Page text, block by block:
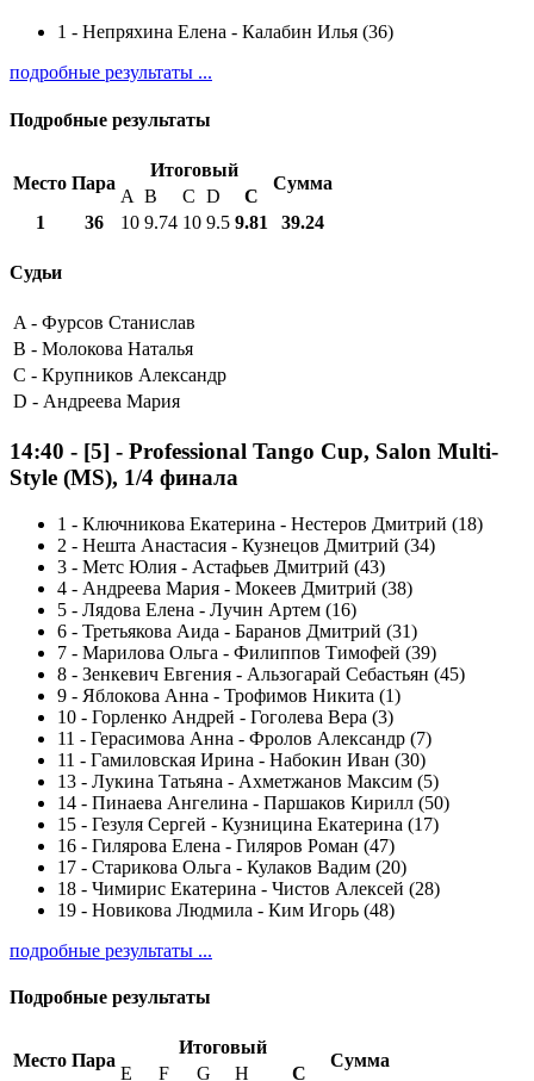
1 - Непряхина Елена - Калабин Илья (36)
подробные результаты ...
Подробные результаты
Место Пара
Итоговый
Сумма
A B C D
С
1
36 10 9.74 10 9.5 9.81 39.24
Судьи
A - Фурсов Станислав
B - Молокова Наталья
C - Крупников Александр
D - Андреева Мария
14:40 - [5] - Professional Tango Cup, Salon Multi-
Style (MS), 1/4 финала
1 - Ключникова Екатерина - Нестеров Дмитрий (18)
2 - Нешта Анастасия - Кузнецов Дмитрий (34)
3 - Метс Юлия - Астафьев Дмитрий (43)
4 - Андреева Мария - Мокеев Дмитрий (38)
5 - Лядова Елена - Лучин Артем (16)
6 - Третьякова Аида - Баранов Дмитрий (31)
7 - Марилова Ольга - Филиппов Тимофей (39)
8 - Зенкевич Евгения - Альзогарай Себастьян (45)
9 - Яблокова Анна - Трофимов Никита (1)
10 - Горленко Андрей - Гоголева Вера (3)
11 - Герасимова Анна - Фролов Александр (7)
11 - Гамиловская Ирина - Набокин Иван (30)
13 - Лукина Татьяна - Ахметжанов Максим (5)
14 - Пинаева Ангелина - Паршаков Кирилл (50)
15 - Гезуля Сергей - Кузницина Екатерина (17)
16 - Гилярова Елена - Гиляров Роман (47)
17 - Старикова Ольга - Кулаков Вадим (20)
18 - Чимирис Екатерина - Чистов Алексей (28)
19 - Новикова Людмила - Ким Игорь (48)
подробные результаты ...
Подробные результаты
Место Пара
Итоговый
Сумма
E F G H С